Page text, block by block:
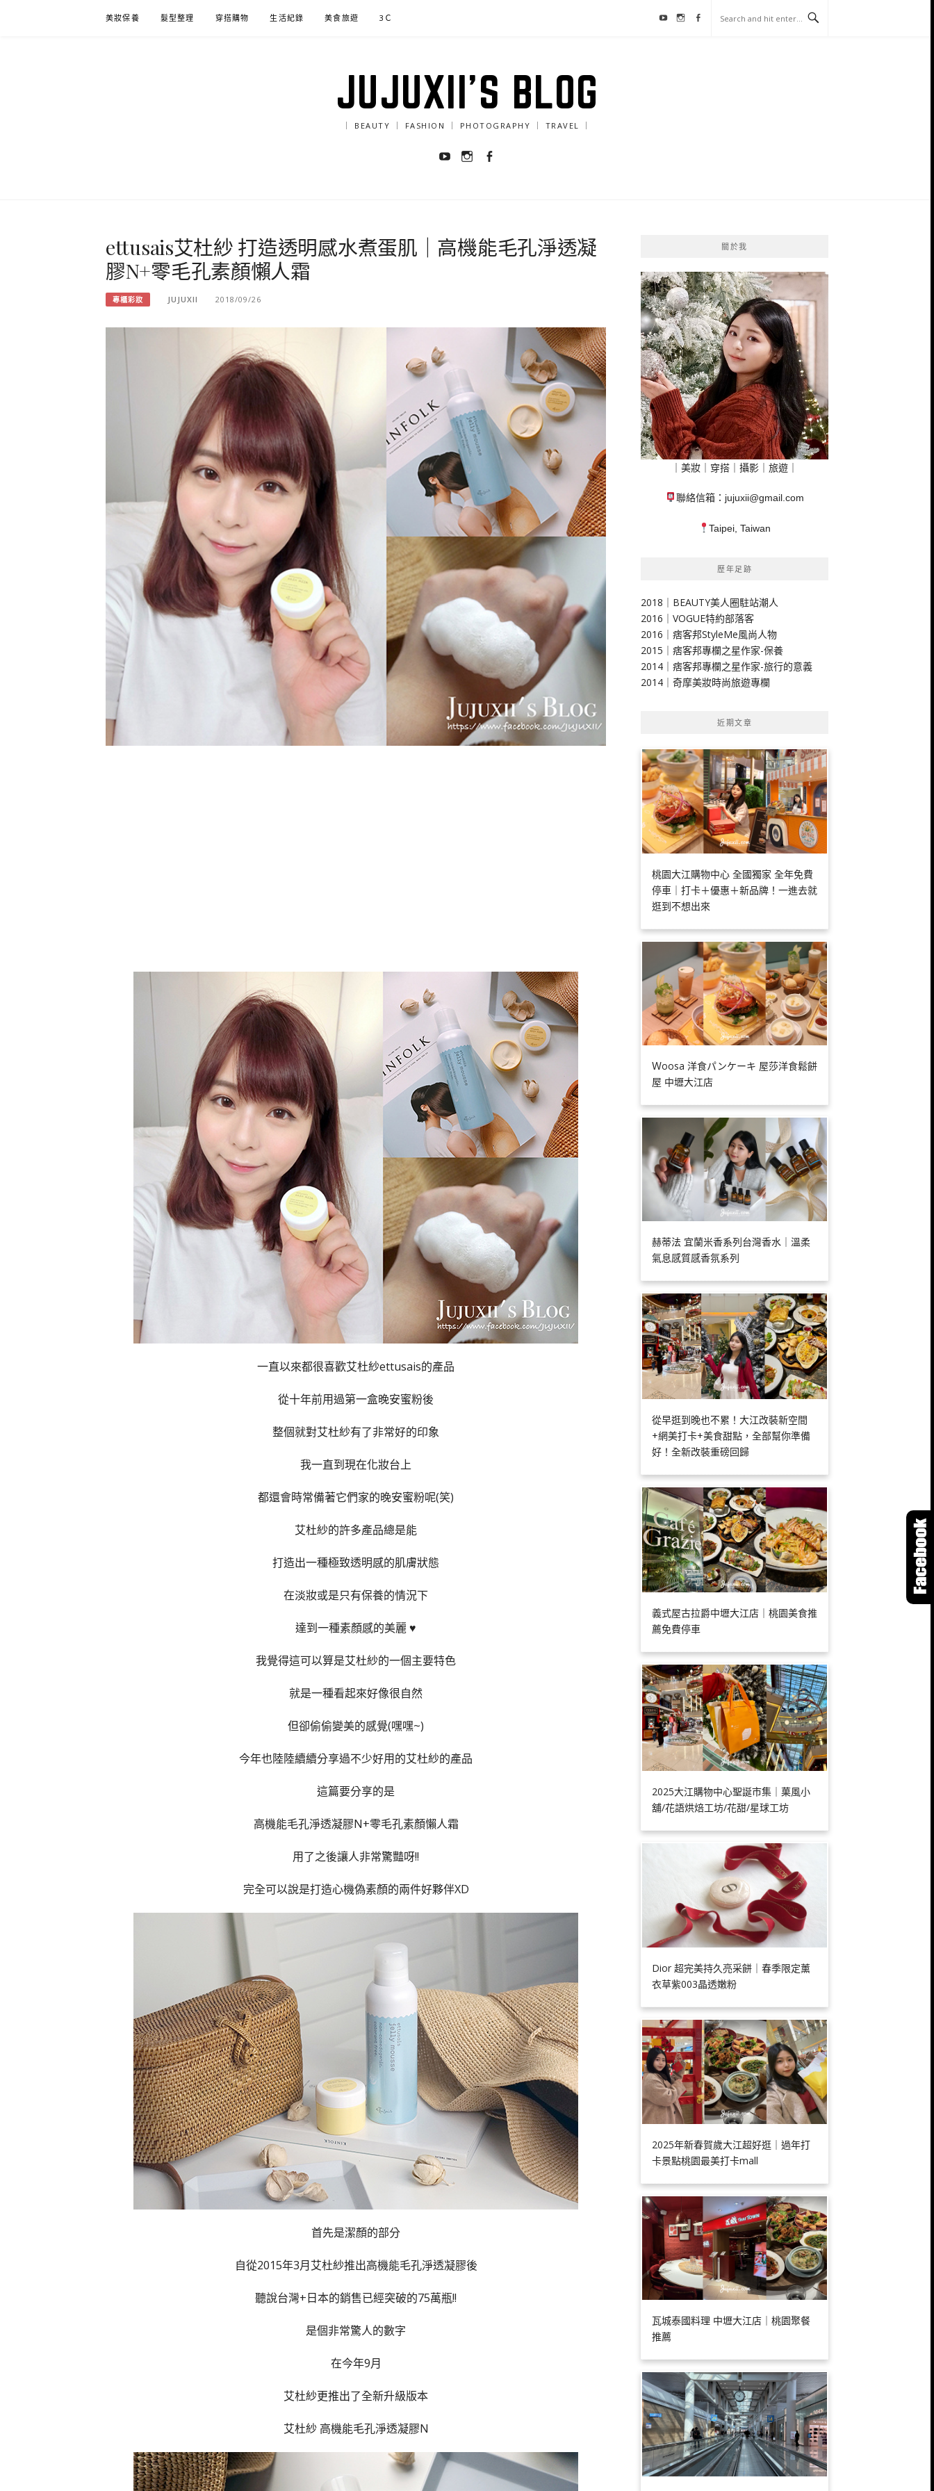
美妝保養 髮型整理 穿搭購物 生活紀錄 美食旅遊 3Ｃ Youtube
Instagram
Facebook
JUJUXII'S BLOG
｜ BEAUTY ｜ FASHION ｜ PHOTOGRAPHY ｜ TRAVEL ｜
YoutubeInstagram
ettusais艾杜紗 打造透明感水煮蛋肌｜高機能毛孔淨透凝
膠N+零毛孔素顏懶人霜
專櫃彩妝 JUJUXII 2018/09/26
一直以來都很喜歡艾杜紗ettusais的產品
從十年前用過第一盒晚安蜜粉後
整個就對艾杜紗有了非常好的印象
我一直到現在化妝台上
都還會時常備著它們家的晚安蜜粉呢(笑)
艾杜紗的許多產品總是能
打造出一種極致透明感的肌膚狀態
在淡妝或是只有保養的情況下
達到一種素顏感的美麗 ♥
我覺得這可以算是艾杜紗的一個主要特色
就是一種看起來好像很自然
但卻偷偷變美的感覺(嘿嘿~)
今年也陸陸續續分享過不少好用的艾杜紗的產品
這篇要分享的是
高機能毛孔淨透凝膠N+零毛孔素顏懶人霜
用了之後讓人非常驚豔呀!!
完全可以說是打造心機偽素顏的兩件好夥伴XD
首先是潔顏的部分
自從2015年3月艾杜紗推出高機能毛孔淨透凝膠後
聽說台灣+日本的銷售已經突破的75萬瓶!!
是個非常驚人的數字
在今年9月
艾杜紗更推出了全新升級版本
艾杜紗 高機能毛孔淨透凝膠N
關於我
｜美妝｜穿搭｜攝影｜旅遊｜
聯絡信箱： jujuxii@gmail.com
Taipei, Taiwan
歷年足跡
2018｜BEAUTY美人圈駐站潮人
2016｜VOGUE特約部落客
2016｜痞客邦StyleMe風尚人物
2015｜痞客邦專欄之星作家-保養
2014｜痞客邦專欄之星作家-旅行的意義
2014｜奇摩美妝時尚旅遊專欄
近期文章
桃園大江購物中心 全國獨家 全年免費
停車｜打卡＋優惠＋新品牌！一進去就
逛到不想出來
Ｗoosa 洋食パンケーキ 屋莎洋食鬆餅
屋 中壢大江店
赫蒂法 宜蘭米香系列台灣香水｜溫柔
氣息感質感香氛系列
從早逛到晚也不累！大江改裝新空間
+網美打卡+美食甜點，全部幫你準備
好！全新改裝重磅回歸
義式屋古拉爵中壢大江店｜桃園美食推
薦免費停車
2025大江購物中心聖誕市集｜菓風小
舖/花語烘焙工坊/花甜/星球工坊
Dior 超完美持久亮采餅｜春季限定薰
衣草紫003晶透嫩粉
2025年新春賀歲大江超好逛｜過年打
卡景點桃園最美打卡mall
瓦城泰國料理 中壢大江店｜桃園聚餐
推薦